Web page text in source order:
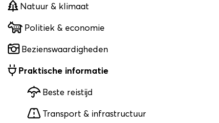
Natuur & klimaat
Politiek & economie
Bezienswaardigheden
Praktische informatie
Beste reistijd
Transport & infrastructuur